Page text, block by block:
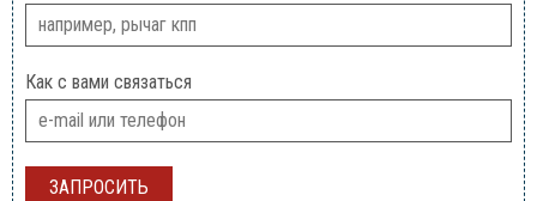
Как с вами связаться